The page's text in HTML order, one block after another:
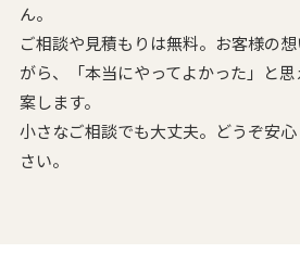
ん。
ご相談や見積もりは無料。お客様の
がら、
「本当にやってよかった」と
案します。
小さなご相談でも大丈夫。どうぞ安
さい。